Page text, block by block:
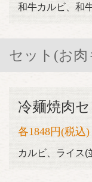
和牛カルビ、和
セット(お
冷麺焼肉セ
各1848円(税込)
カルビ、ライス(
ランチ | 焼肉ほむ
https://